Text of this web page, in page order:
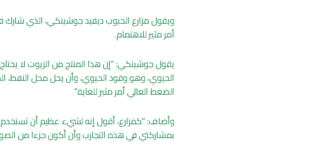
ويقول مزارع الحبوب ديفيد جوشينكي، الذي شارك
أمر مثير للاهتمام.
يقول جوشينكي: “إن هذا المنتج من الزيوت لا يحتاج
الحيوي، وهو وقود الحيوي، وأن يحل محل النفط،
الضغط العالي أمر مثير للغاية.”
وأضاف: “كمزارع، أقول إنه لشيء عظيم أن تستخدم
بمشاركتي في هذه التجارب وأن أكون جزءا من